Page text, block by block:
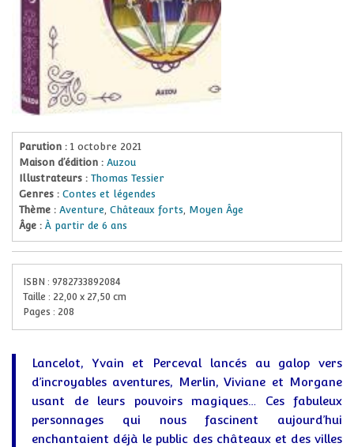
Parution : 1 octobre 2021
Maison d’édition : Auzou
Illustrateurs : Thomas Tessier
Genres : Contes et légendes
Thème :Aventure,Châteaux forts, Moyen Âge
Âge :À partir de 6 ans
ISBN : 9782733892084
Taille : 22,00 x 27,50 cm
Pages : 208
Lancelot, Yvain et Perceval lancés au galop vers
d’incroyables aventures, Merlin, Viviane et Morgane
usant de leurs pouvoirs magiques… Ces fabuleux
personnages qui nous fascinent aujourd’hui
enchantaient déjà le public des châteaux et des villes